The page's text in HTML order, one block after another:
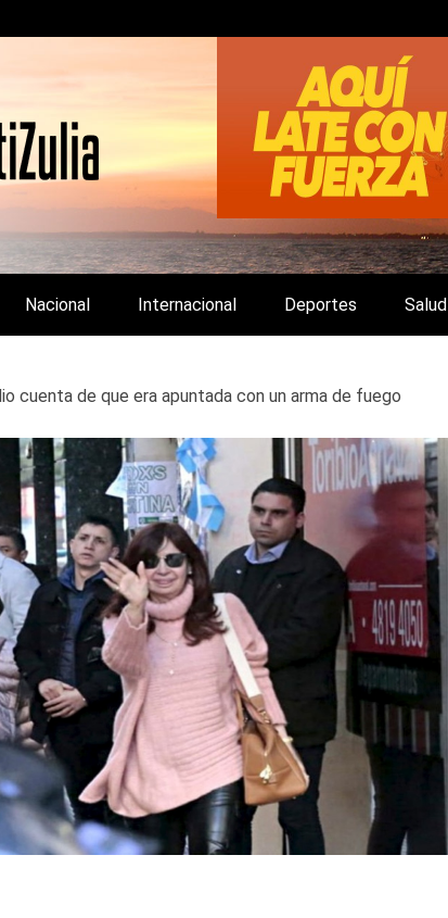
DE INTERÉS GENERAL.
Nacional Internacional Deportes Salud
cuenta de que era apuntada con un arma de fuego